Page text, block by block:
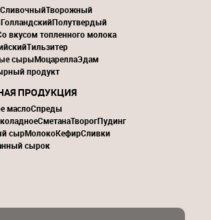
СливочныйТворожный
ГолландскийПолутвердый
вкусом топленного молока
Тильзитер
сырыМоцареллаЭдам
продукт
ПРОДУКЦИЯ
маслоСпреды
СметанаТворогПудинг
сырМолокоКефирСливки
сырок